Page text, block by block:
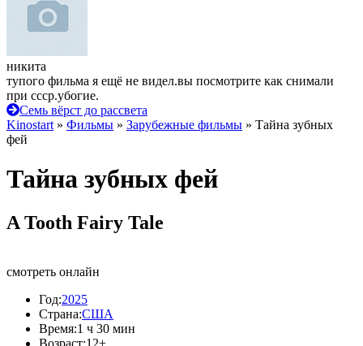
никита
тупого фильма я ещё не видел.вы посмотрите как снимали
при ссср.убогие.
Семь вёрст до рассвета
Kinostart » Фильмы » Зарубежные фильмы » Тайна зубных
фей
Тайна зубных фей
A Tooth Fairy Tale
смотреть онлайн
Год:2025
Страна:США
Время:1 ч 30 мин
Возраст:12+